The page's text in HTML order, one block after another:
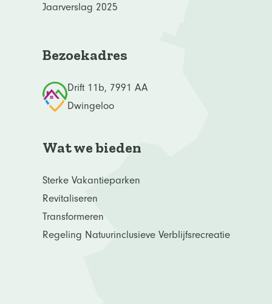
Jaarverslag 2025
Bezoekadres
Drift 11b, 7991 AA
Dwingeloo
Wat we bieden
Sterke Vakantieparken
Revitaliseren
Transformeren
Regeling Natuurinclusieve Verblijfsrecreatie